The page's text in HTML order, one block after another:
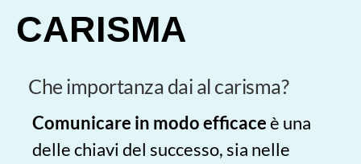
CARISMA
Che importanza dai al carisma?
Comunicare in modo efficaceè una
delle chiavi del successo, sia nelle